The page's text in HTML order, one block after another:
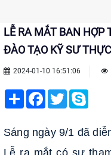
LỄ RA MẮT BAN HỢP
ĐÀO TẠO KỸ SƯ
2024-01-10 16:51:06
Share Facebook
Twitter
Sáng ngày 9/1 đã
Lễ ra mắt có sự